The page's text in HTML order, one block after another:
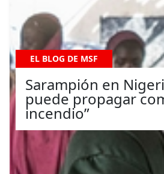
EL BLOG DE MSF
Sarampión en
puede propagar
incendio”